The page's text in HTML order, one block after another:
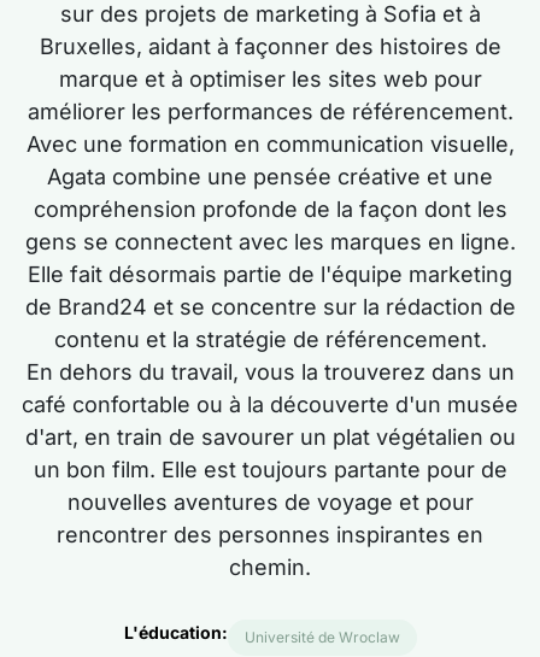
sur des projets de marketing à Sofia et à
Bruxelles, aidant à façonner des histoires de
marque et à optimiser les sites web pour
améliorer les performances de référencement.
Avec une formation en communication visuelle,
Agata combine une pensée créative et une
compréhension profonde de la façon dont les
gens se connectent avec les marques en ligne.
Elle fait désormais partie de l'équipe marketing
de Brand24 et se concentre sur la rédaction de
contenu et la stratégie de référencement.
En dehors du travail, vous la trouverez dans un
café confortable ou à la découverte d'un musée
d'art, en train de savourer un plat végétalien ou
un bon film. Elle est toujours partante pour de
nouvelles aventures de voyage et pour
rencontrer des personnes inspirantes en
chemin.
L'éducation: Université de Wroclaw